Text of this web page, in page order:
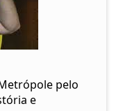
pelo
e